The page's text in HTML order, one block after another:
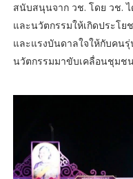
สนับสนุนจาก วช. โดย วช.
และนวัตกรรมให้เกิดประโย
และแรงบันดาลใจให้กับคน
นวัตกรรมมาขับเคลื่อนชุมช